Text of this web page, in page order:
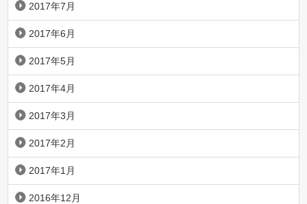
2017年7月
2017年6月
2017年5月
2017年4月
2017年3月
2017年2月
2017年1月
2016年12月